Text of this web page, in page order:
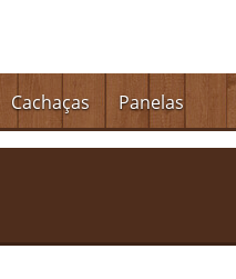
Cachaças Panelas